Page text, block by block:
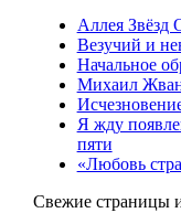
Аллея Звёзд
Везучий и
Начальное
Михаил
Я жду
пяти
«Любовь
Свежие страницы